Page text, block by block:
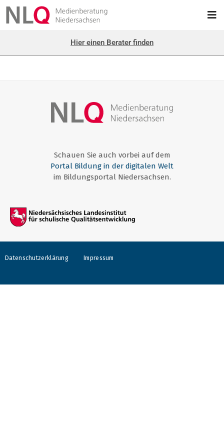
Hier einen Berater finden
Schauen Sie auch vorbei auf dem
Portal Bildung in der digitalen Welt
im Bildungsportal Niedersachsen.
Datenschutzerklärung Impressum